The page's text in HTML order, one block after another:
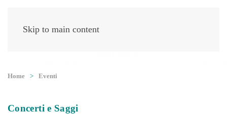
Skip to main content
Home Eventi
Concerti e Saggi